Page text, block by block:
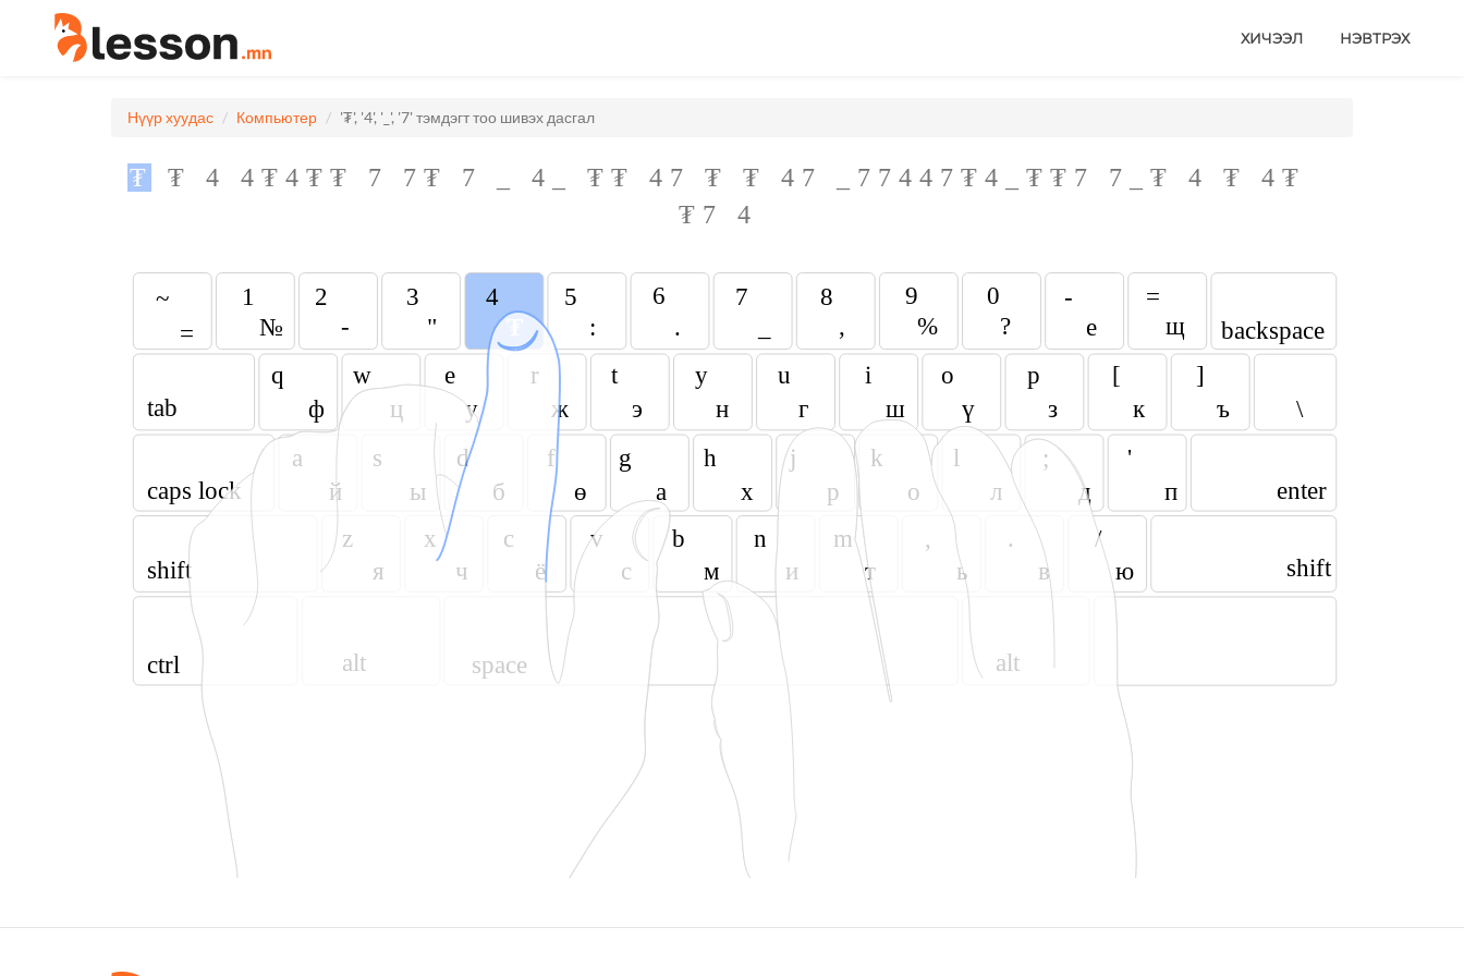
ХИЧЭЭЛ НЭВТРЭХ
Нүүр хуудас Компьютер '₮', '4', '_', '7' тэмдэгт тоо шивэх дасгал
₮ ₮ 4 4 ₮ 4 ₮ ₮ 7 7 ₮ 7 4 ₮ ₮ 4 7 ₮ ₮ 4 7 7 7 4 4 7 ₮ 4 ₮ ₮ 7 7 ₮ 4 ₮ 4 ₮
₮ 7 4
~
= №
1
-
2
"
3
4
:
5
.
6
7
,
8
%
9
?
0
е
-
щ
=
q
ф
w
ц
e
у
r
ж
t
э
y
н
u
г
i
ш
o
ү
p
з
[
к
]
ъ
\
a
й
s
ы
d
б
f
ө
g
а
h
х
j
р
k
о
l
л
;
д
'
п
z
я
x
ч
c
ё
v
с
b
м
n
и
m
т
,
ь
.
в
/
ю
tab
caps lock
shift shift
backspace
enter
ctrl alt space alt